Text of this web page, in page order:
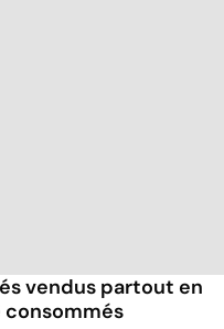
vendus partout en